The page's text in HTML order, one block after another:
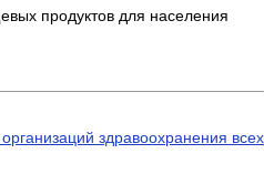
продуктов для населения
здравоохранения всех